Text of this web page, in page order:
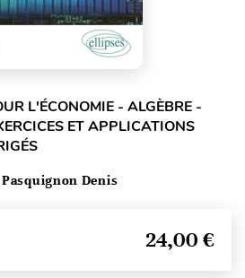
L'ÉCONOMIE - ALGÈBRE -
ET APPLICATIONS
Denis
24,00 €